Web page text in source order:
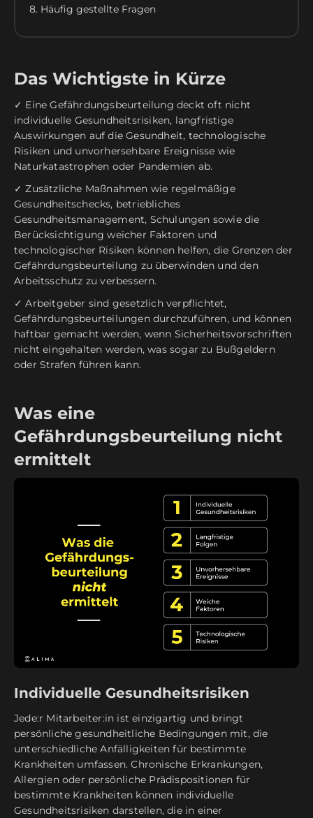
8. Häufig gestellte Fragen
Das Wichtigste in Kürze
✓ Eine Gefährdungsbeurteilung deckt oft nicht
individuelle Gesundheitsrisiken, langfristige
Auswirkungen auf die Gesundheit, technologische
Risiken und unvorhersehbare Ereignisse wie
Naturkatastrophen oder Pandemien ab.
✓ Zusätzliche Maßnahmen wie regelmäßige
Gesundheitschecks, betriebliches
Gesundheitsmanagement, Schulungen sowie die
Berücksichtigung weicher Faktoren und
technologischer Risiken können helfen, die Grenzen der
Gefährdungsbeurteilung zu überwinden und den
Arbeitsschutz zu verbessern.
✓ Arbeitgeber sind gesetzlich verpflichtet,
Gefährdungsbeurteilungen durchzuführen, und können
haftbar gemacht werden, wenn Sicherheitsvorschriften
nicht eingehalten werden, was sogar zu Bußgeldern
oder Strafen führen kann.
Was eine
Gefährdungsbeurteilung nicht
ermittelt
Individuelle Gesundheitsrisiken
Jede:r Mitarbeiter:in ist einzigartig und bringt
persönliche gesundheitliche Bedingungen mit, die
unterschiedliche Anfälligkeiten für bestimmte
Krankheiten umfassen. Chronische Erkrankungen,
Allergien oder persönliche Prädispositionen für
bestimmte Krankheiten können individuelle
Gesundheitsrisiken darstellen, die in einer